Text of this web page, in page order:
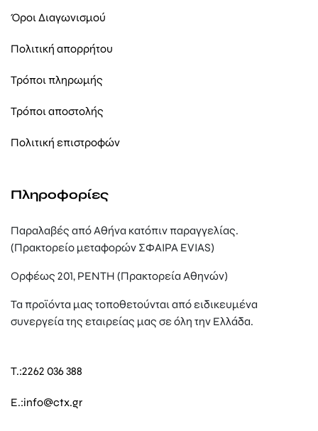
Όροι Διαγωνισμού
Πολιτική απορρήτου
Τρόποι πληρωμής
Τρόποι αποστολής
Πολιτική επιστροφών
Πληροφορίες
Παραλαβές από Αθήνα κατόπιν παραγγελίας.
(Πρακτορείο μεταφορών ΣΦΑΙΡΑ EVIAS)
Ορφέως 201, ΡΕΝΤΗ (Πρακτορεία Αθηνών)
Τα προϊόντα μας τοποθετούνται από ειδικευμένα
συνεργεία της εταιρείας μας σε όλη την Ελλάδα.
T.:2262 036 388
E.:info@ctx.gr